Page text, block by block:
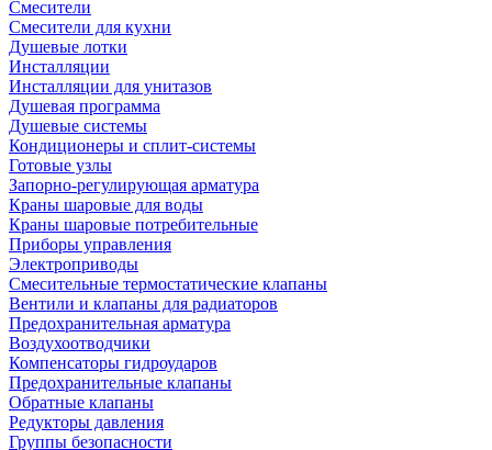
Смесители
Смесители для кухни
Душевые лотки
Инсталляции
Инсталляции для унитазов
Душевая программа
Душевые системы
Кондиционеры и сплит-системы
Готовые узлы
Запорно-регулирующая арматура
Краны шаровые для воды
Краны шаровые потребительные
Приборы управления
Электроприводы
Смесительные термостатические клапаны
Вентили и клапаны для радиаторов
Предохранительная арматура
Воздухоотводчики
Компенсаторы гидроударов
Предохранительные клапаны
Обратные клапаны
Редукторы давления
Группы безопасности